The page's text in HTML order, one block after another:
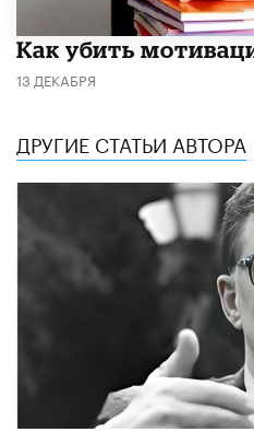
Как убить
13 ДЕКАБРЯ
ДРУГИЕ СТАТЬИ АВТОРА